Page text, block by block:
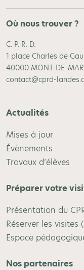
Où nous trouver ?
C. P. R. D.
1 place Charles de
40000 MONT-DE-
contact@cprd-
Actualités
Mises à jour
Évènements
Travaux d’élèves
Préparer votre
Présentation du
Réserver les visites
Espace
Nos partenaires